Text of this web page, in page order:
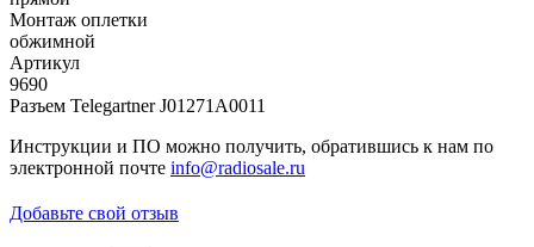
Монтаж оплетки
обжимной
Артикул
9690
Разъем Telegartner J01271A0011
Инструкции и ПО можно получить, обратившись к нам по
электронной почте info@radiosale.ru
Добавьте свой отзыв